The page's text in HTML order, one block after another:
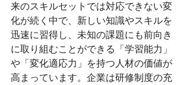
来のスキルセットでは対応できない変
化が続く中で、新しい知識やスキルを
迅速に習得し、未知の課題にも前向き
に取り組むことができる「学習能力」
や「変化適応力」を持つ人材の価値が
高まっています。企業は研修制度の充